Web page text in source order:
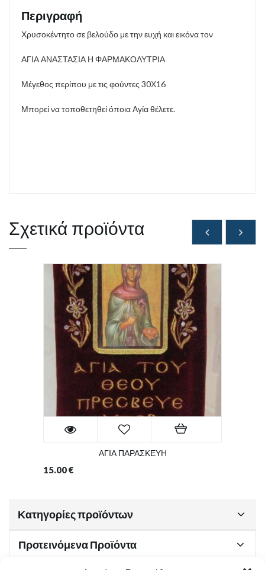
Περιγραφή
Χρυσοκέντητο σε βελούδο με την ευχή και εικόνα τον
ΑΓΙΑ ΑΝΑΣΤΑΣΙΑ Η ΦΑΡΜΑΚΟΛΥΤΡΙΑ
Μέγεθος περίπου με τις φούντες 30Χ16
Μπορεί να τοποθετηθεί όποια Αγία θέλετε.
Σχετικά προϊόντα
ΑΓΙΑ ΠΑΡΑΣΚΕΥΗ
15.00€
Κατηγορίες προϊόντων
Προτεινόμενα Προϊόντα